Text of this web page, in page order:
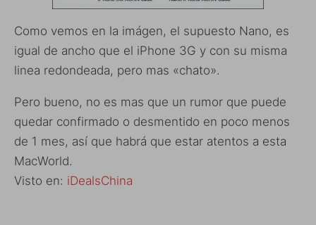
Como vemos en la imágen, el supuesto Nano, es
igual de ancho que el iPhone 3G y con su misma
linea redondeada, pero mas «chato».
Pero bueno, no es mas que un rumor que puede
quedar confirmado o desmentido en poco menos
de 1 mes, así que habrá que estar atentos a esta
MacWorld.
Visto en: iDealsChina